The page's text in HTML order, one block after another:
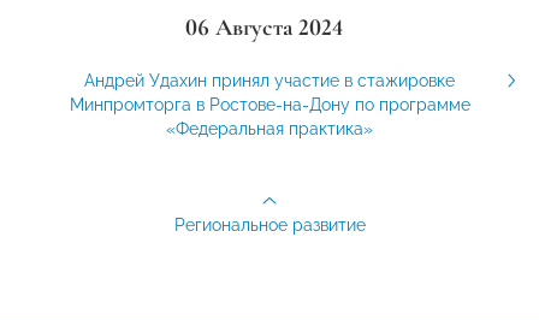
06 Августа 2024
Андрей Удахин принял участие в стажировке
Минпромторга в Ростове-на-Дону по программе
«Федеральная практика»
Региональное развитие